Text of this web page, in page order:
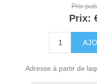
Prix
Prix:
Adresse à partir de